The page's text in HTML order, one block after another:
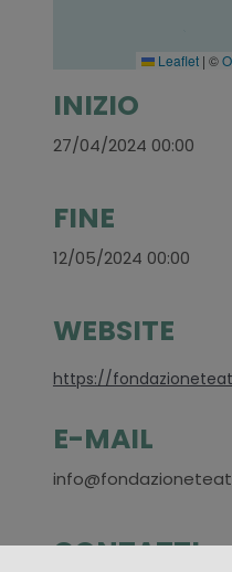
Leaflet | ©
INIZIO
27/04/2024 00:00
FINE
12/05/2024 00:00
WEBSITE
https://
E-MAIL
CONTATTI